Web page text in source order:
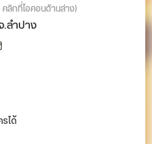
ลิกที่ไอคอนด้านล่าง)
ลำปาง
ได้